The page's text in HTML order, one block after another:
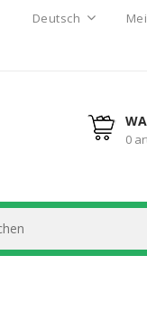
Deutsch
0